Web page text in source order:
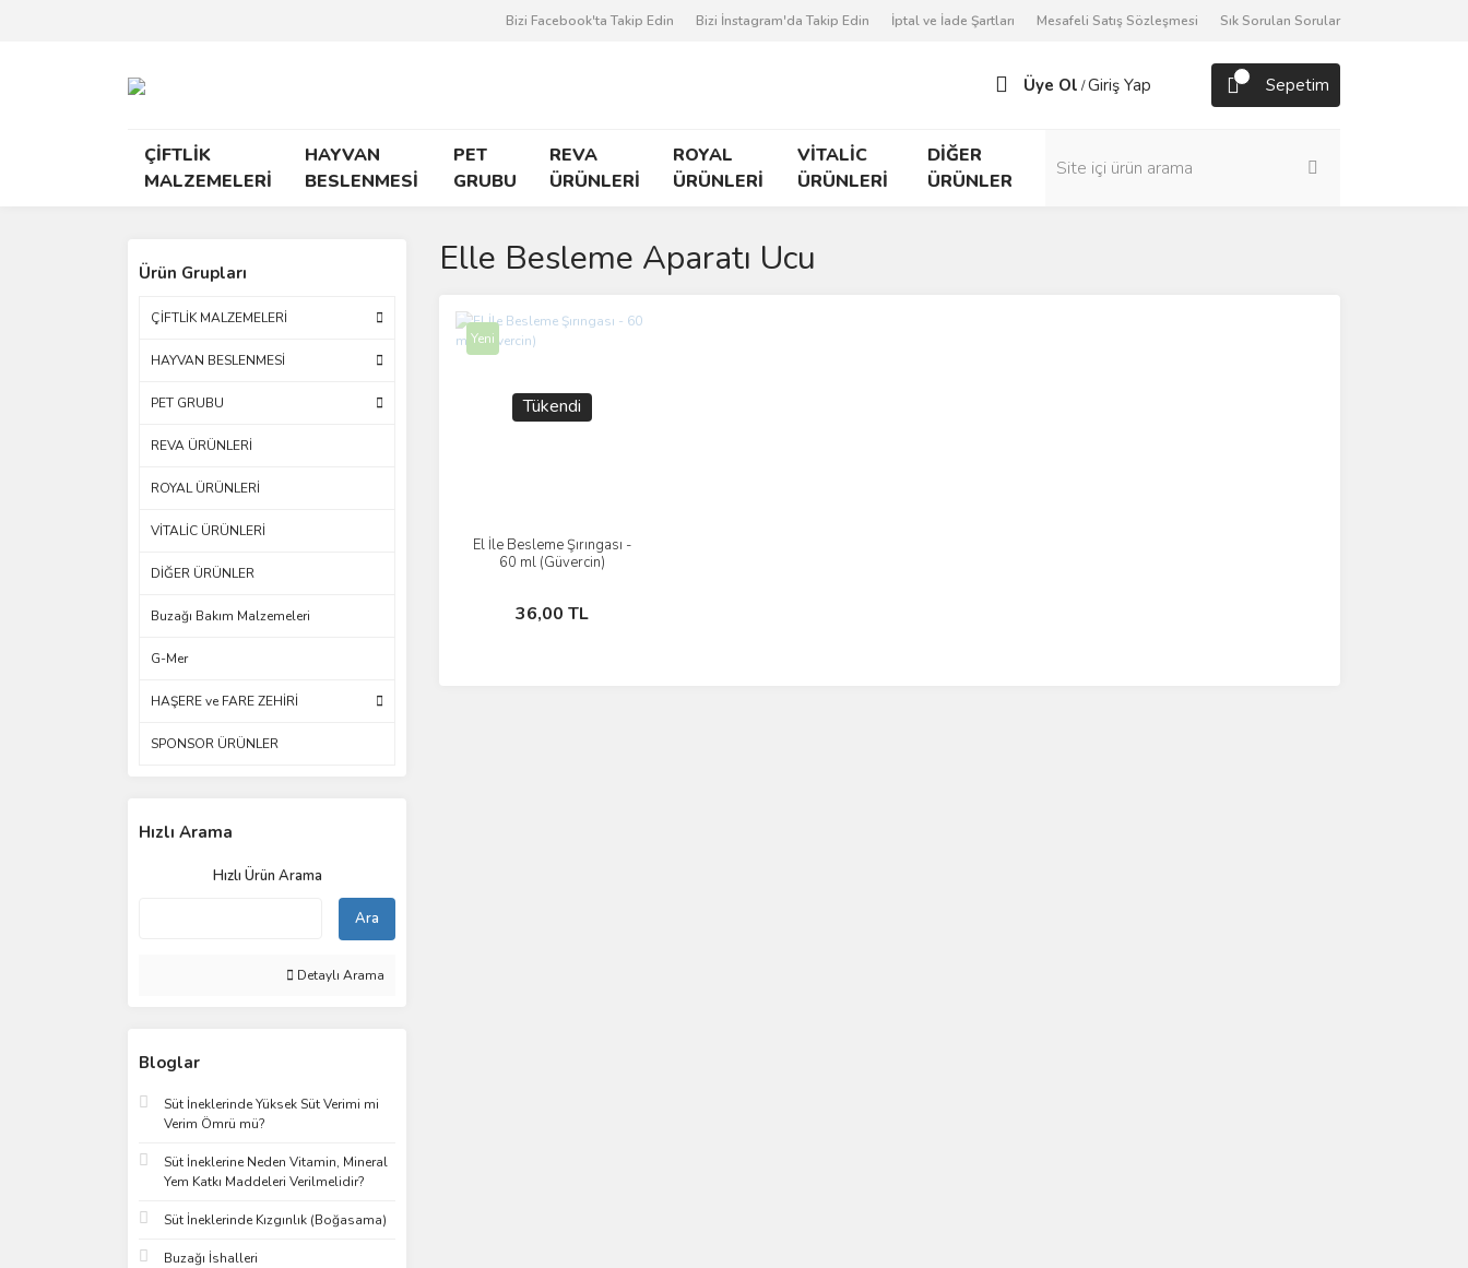
Bizi Facebook'ta Takip Edin Bizi İnstagram'da Takip Edin İptal ve İade Şartları Mesafeli Satış Sözleşmesi Sık Sorulan Sorular
Üye Ol /Giriş Yap Sepetim
ÇİFTLİK
MALZEMELERİ
HAYVAN
BESLENMESİ
PET
GRUBU
REVA
ÜRÜNLERİ
ROYAL
ÜRÜNLERİ
VİTALİC
ÜRÜNLERİ
DİĞER
ÜRÜNLER
Ürün Grupları
ÇİFTLİK MALZEMELERİ
HAYVAN BESLENMESİ
PET GRUBU
REVA ÜRÜNLERİ
ROYAL ÜRÜNLERİ
VİTALİC ÜRÜNLERİ
DİĞER ÜRÜNLER
Buzağı Bakım Malzemeleri
G-Mer
HAŞERE ve FARE ZEHİRİ
SPONSOR ÜRÜNLER
Hızlı Arama
Hızlı Ürün Arama
Ara
Detaylı Arama
Bloglar
Süt İneklerinde Yüksek Süt Verimi mi
Verim Ömrü mü?
Süt İneklerine Neden Vitamin, Mineral
Yem Katkı Maddeleri Verilmelidir?
Süt İneklerinde Kızgınlık (Boğasama)
Buzağı İshalleri
Elle Besleme Aparatı Ucu
Yeni
Tükendi
El İle Besleme Şırıngası -
60 ml (Güvercin)
36,00 TL
İncele
Stokta Yok